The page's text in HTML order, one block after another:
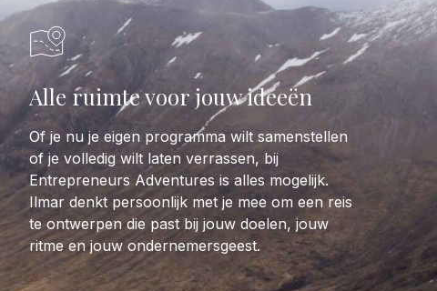
Alle ruimte voor jouw ideeën
Of je nu je eigen programma wilt samenstellen
of je volledig wilt laten verrassen, bij
Entrepreneurs Adventures is alles mogelijk.
Ilmar denkt persoonlijk met je mee om een reis
te ontwerpen die past bij jouw doelen, jouw
ritme en jouw ondernemersgeest.